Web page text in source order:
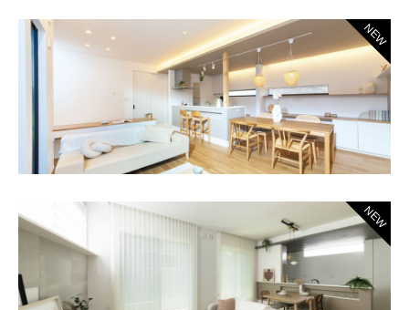
NEW
NEW